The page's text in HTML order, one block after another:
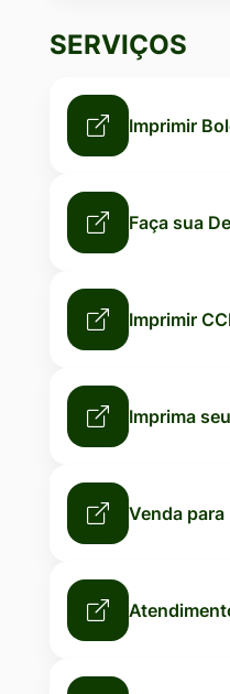
SERVIÇOS
Imprimir
Faça sua
Imprimir
Imprima
Venda